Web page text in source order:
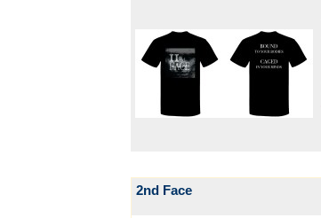
2nd Face